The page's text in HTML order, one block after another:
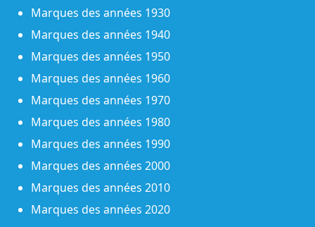
Marques des années 1930
Marques des années 1940
Marques des années 1950
Marques des années 1960
Marques des années 1970
Marques des années 1980
Marques des années 1990
Marques des années 2000
Marques des années 2010
Marques des années 2020